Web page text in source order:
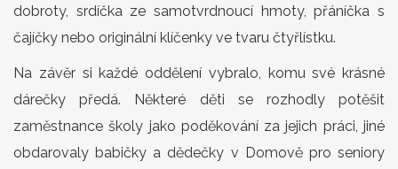
dobroty, srdíčka ze samotvrdnoucí hmoty, přáníčka s
čajíčky nebo originální klíčenky ve tvaru čtyřlístku.
Na závěr si každé oddělení vybralo, komu své krásné
dárečky předá. Některé děti se rozhodly potěšit
zaměstnance školy jako poděkování za jejich práci, jiné
obdarovaly babičky a dědečky v Domově pro seniory